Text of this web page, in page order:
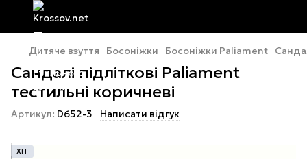
Дитяче взуття Босоніжки Босоніжки Paliament
Сандалі підліткові Paliament
тестильні коричневі
Артикул: D652-3 Написати відгук
ХІТ